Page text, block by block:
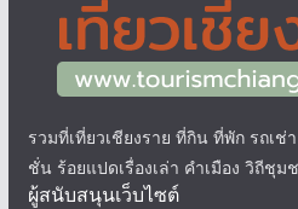
รวมที่เที่ยวเชียงราย ที่กิน ที่พัก รถเ
ชั่น ร้อยแปดเรื่องเล่า คำเมือง วิถีชุ
ผู้สนับสนุนเว็บไซต์